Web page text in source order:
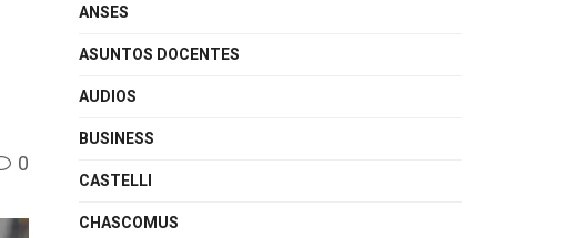
0
ANSES
ASUNTOS DOCENTES
AUDIOS
BUSINESS
CASTELLI
CHASCOMUS